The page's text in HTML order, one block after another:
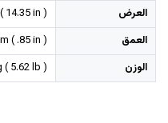
العرض
14.35 in )
العمق
( .85 in )
الوزن
( 5.62 lb )